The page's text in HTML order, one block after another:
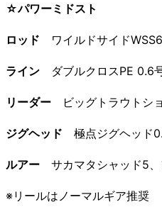
☆パワーミドスト
ロッド ワイルドサイド
ライン ダブルクロスPE 0.6
リーダー ビッグトラウトシ
ジグヘッド 極点ジグヘッド
ルアー サカマタシャッド5
※リールはノーマルギア推奨